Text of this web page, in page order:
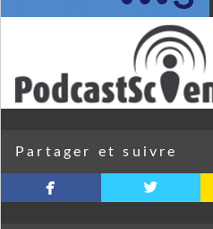
Partager et suivre
facebook twitterbird